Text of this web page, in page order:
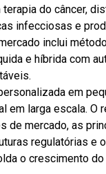
do câncer,
infecciosas e
inclui
e híbrida com
em
em larga escala. O
de mercado, as
regulatórias e
o crescimento do